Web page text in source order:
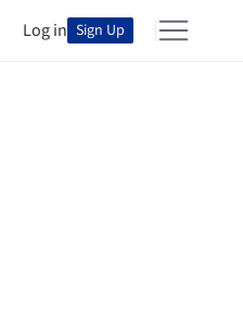
Log in Sign Up